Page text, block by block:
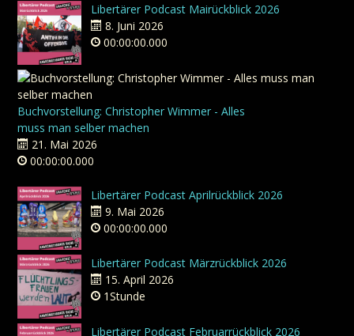
Libertärer Podcast Mairückblick 2026
8. Juni 2026
00:00:00.000
Buchvorstellung: Christopher Wimmer - Alles
muss man selber machen
21. Mai 2026
00:00:00.000
Libertärer Podcast Aprilrückblick 2026
9. Mai 2026
00:00:00.000
Libertärer Podcast Märzrückblick 2026
15. April 2026
1Stunde
Libertärer Podcast Februarrückblick 2026